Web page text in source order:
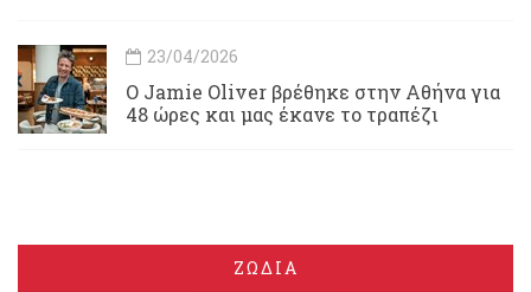
23/04/2026
Ο Jamie Oliver βρέθηκε στην Αθήνα για
48 ώρες και μας έκανε το τραπέζι
ΖΩΔΙΑ